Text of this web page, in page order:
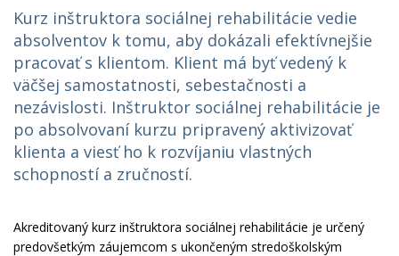
Kurz inštruktora sociálnej rehabilitácie vedie
absolventov k tomu, aby dokázali efektívnejšie
pracovať s klientom. Klient má byť vedený k
väčšej samostatnosti, sebestačnosti a
nezávislosti. Inštruktor sociálnej rehabilitácie je
po absolvovaní kurzu pripravený aktivizovať
klienta a viesť ho k rozvíjaniu vlastných
schopností a zručností.
Akreditovaný kurz inštruktora sociálnej rehabilitácie je určený
predovšetkým záujemcom s ukončeným stredoškolským